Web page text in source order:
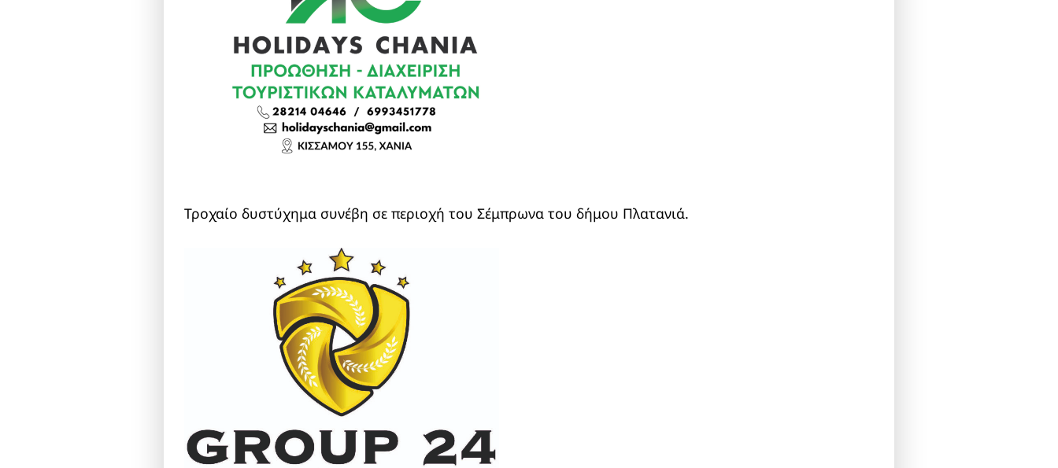
Τροχαίο δυστύχημα συνέβη σε περιοχή του Σέμπρωνα του δήμου Πλατανιά.